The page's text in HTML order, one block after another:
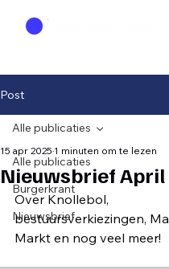
Post
Alle publicaties
Burgerkrant
Nieuwsbrief
Alle publicaties
Nieuwsbrief April
15 apr 2025 1 minuten om te lezen
Over Knollebol,
bestuursverkiezingen,
Markt en nog veel meer!